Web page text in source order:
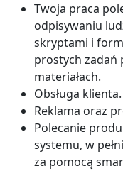
Twoja praca
odpisywaniu
skryptami i
prostych zadań
materiałach.
Obsługa klienta.
Reklama oraz
Polecanie
systemu, w
za pomocą